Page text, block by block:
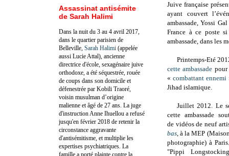
Juive française
ayant couvert
ambassade, Yossi
France à ce poste
ambassade, dans les
Printemps-Eté
cette ambassade pour
« combattant ennemi
Jihad islamique.
Juillet 2012. Le
cette ambassade
de vidéos de neuf
bas, à la MEP
photographie) à
"Pippi
Assassinat antisémite
de Sarah Halimi
Dans la nuit du 3 au 4 avril 2017,
dans le quartier parisien de
Belleville, Sarah Halimi (appelée
aussi Lucie Attal), ancienne
directrice d'école, sexagénaire juive
orthodoxe, a été séquestrée, rouée
de coups dans son domicile et
défenestrée par Kobili Traoré,
voisin musulman d’origine
malienne et âgé de 27 ans. La juge
d'instruction Anne Ihuellou a refusé
jusqu'en février 2018 de retenir la
circonstance aggravante
d'antisémitisme, et multiplie les
expertises psychiatriques. La
famille a porté plainte contre la